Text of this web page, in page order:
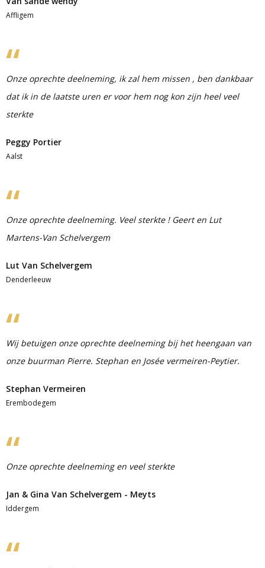
Affligem
Onze oprechte deelneming, ik zal hem missen , ben dankbaar
dat ik in de laatste uren er voor hem nog kon zijn heel veel
sterkte
Peggy Portier
Aalst
Onze oprechte deelneming. Veel sterkte ! Geert en Lut
Martens-Van Schelvergem
Lut Van Schelvergem
Denderleeuw
Wij betuigen onze oprechte deelneming bij het heengaan van
onze buurman Pierre. Stephan en Josée vermeiren-Peytier.
Stephan Vermeiren
Erembodegem
Onze oprechte deelneming en veel sterkte
Jan & Gina Van Schelvergem - Meyts
Iddergem